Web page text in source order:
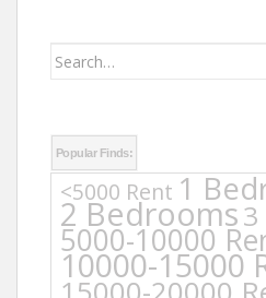
Search
Popular Finds:
<5000 Rent 1
2 Bedrooms3
5000-10000
10000-15000